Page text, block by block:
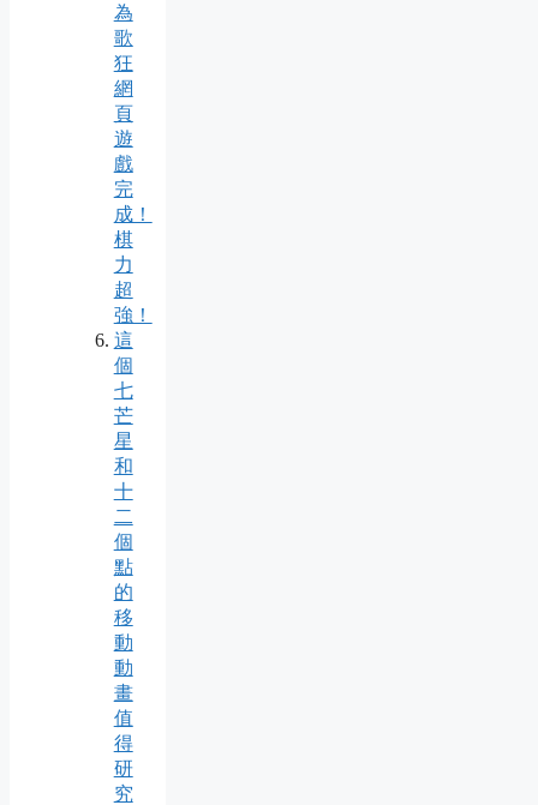
為
歌
狂
網
頁
遊
戲
完
成！
棋
力
超
強！
這
個
七
芒
星
和
十
二
個
點
的
移
動
動
畫
值
得
研
究